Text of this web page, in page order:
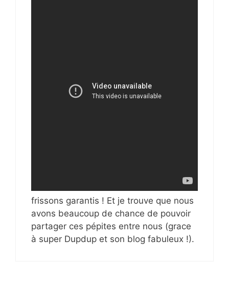
frissons garantis ! Et je trouve que nous
avons beaucoup de chance de pouvoir
partager ces pépites entre nous (grace
à super Dupdup et son blog fabuleux !).